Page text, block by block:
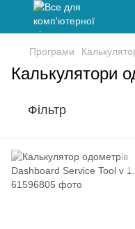
Програми
Калькулятори
Фільтр